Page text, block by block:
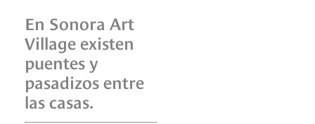
En Sonora Art
Village existen
puentes y
pasadizos entre
las casas.